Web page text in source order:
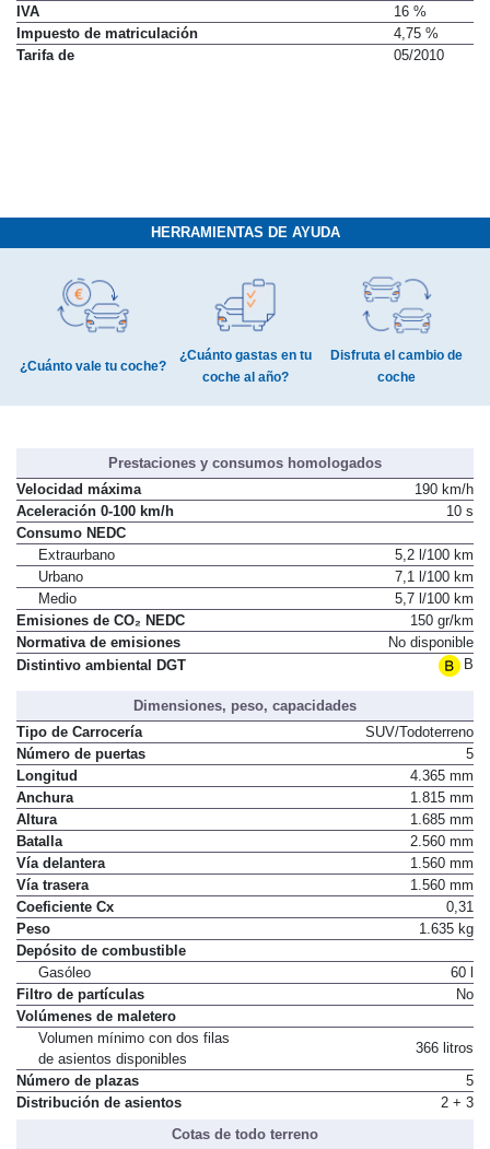
IVA
16 %
Impuesto de matriculación
4,75 %
Tarifa de
05/2010
HERRAMIENTAS DE AYUDA
¿Cuánto vale tu coche?
¿Cuánto gastas en tu
coche al año?
Disfruta el cambio de
coche
Prestaciones y consumos homologados
Velocidad máxima
190 km/h
Aceleración 0-100 km/h
10 s
Consumo NEDC
Extraurbano
5,2 l/100 km
Urbano
7,1 l/100 km
Medio
5,7 l/100 km
Emisiones de CO₂ NEDC
150 gr/km
Normativa de emisiones
No disponible
Distintivo ambiental DGT
B
Dimensiones, peso, capacidades
Tipo de Carrocería
SUV/Todoterreno
Número de puertas
5
Longitud
4.365 mm
Anchura
1.815 mm
Altura
1.685 mm
Batalla
2.560 mm
Vía delantera
1.560 mm
Vía trasera
1.560 mm
Coeficiente Cx
0,31
Peso
1.635 kg
Depósito de combustible
Gasóleo
60 l
Filtro de partículas
No
Volúmenes de maletero
Volumen mínimo con dos filas
de asientos disponibles
366 litros
Número de plazas
5
Distribución de asientos
2 + 3
Cotas de todo terreno